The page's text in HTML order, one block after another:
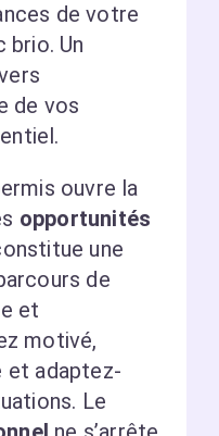
de votre
brio. Un
de vos
ouvre la
opportunités
une
de
et
motivé,
et adaptez-
Le